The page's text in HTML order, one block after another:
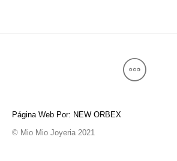
Página Web Por: NEW ORBEX
© Mio Mio Joyeria 2021